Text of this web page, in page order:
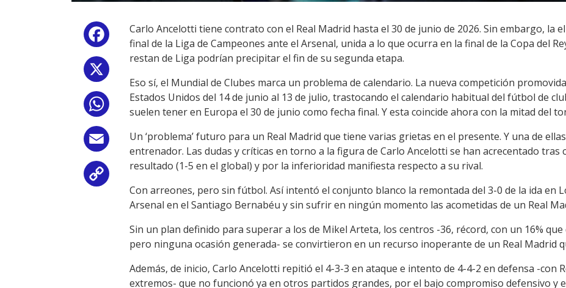
Facebook
WhatsApp
Email
Link
Carlo Ancelotti tiene contrato con el Real Madrid hasta el 30 de junio de 2026. Sin embargo, la
final de la Liga de Campeones ante el Arsenal, unida a lo que ocurra en la final de la Copa del
restan de Liga podrían precipitar el fin de su segunda etapa.
Eso sí, el Mundial de Clubes marca un problema de calendario. La nueva competición
Estados Unidos del 14 de junio al 13 de julio, trastocando el calendario habitual del fútbol de
suelen tener en Europa el 30 de junio como fecha final. Y esta coincide ahora con la mitad del
Un ‘problema’ futuro para un Real Madrid que tiene varias grietas en el presente. Y una de
entrenador. Las dudas y críticas en torno a la figura de Carlo Ancelotti se han acrecentado tras
resultado (1-5 en el global) y por la inferioridad manifiesta respecto a su rival.
Con arreones, pero sin fútbol. Así intentó el conjunto blanco la remontada del 3-0 de la ida en
Arsenal en el Santiago Bernabéu y sin sufrir en ningún momento las acometidas de un Real
Sin un plan definido para superar a los de Mikel Arteta, los centros -36, récord, con un 16%
pero ninguna ocasión generada- se convirtieron en un recurso inoperante de un Real Madrid
Además, de inicio, Carlo Ancelotti repitió el 4-3-3 en ataque e intento de 4-4-2 en defensa -con
extremos- que no funcionó ya en otros partidos grandes, por el bajo compromiso defensivo y